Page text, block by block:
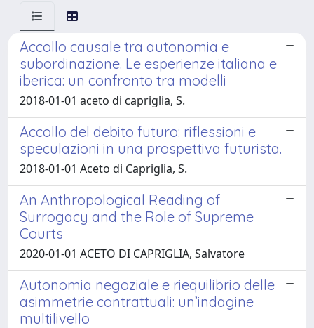
Accollo causale tra autonomia e
subordinazione. Le esperienze italiana e
iberica: un confronto tra modelli
2018-01-01 aceto di capriglia, S.
Accollo del debito futuro: riflessioni e
speculazioni in una prospettiva futurista.
2018-01-01 Aceto di Capriglia, S.
An Anthropological Reading of
Surrogacy and the Role of Supreme
Courts
2020-01-01 ACETO DI CAPRIGLIA, Salvatore
Autonomia negoziale e riequilibrio delle
asimmetrie contrattuali: un’indagine
multilivello